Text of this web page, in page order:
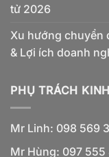
tử 2026
Xu hướng chuyển
& Lợi ích doanh
PHỤ TRÁCH
Mr Linh: 098 569
Mr Hùng: 097 555